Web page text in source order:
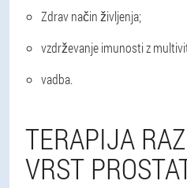
Zdrav način življenja;
vzdrževanje imunosti z
vadba.
TERAPIJA
VRST